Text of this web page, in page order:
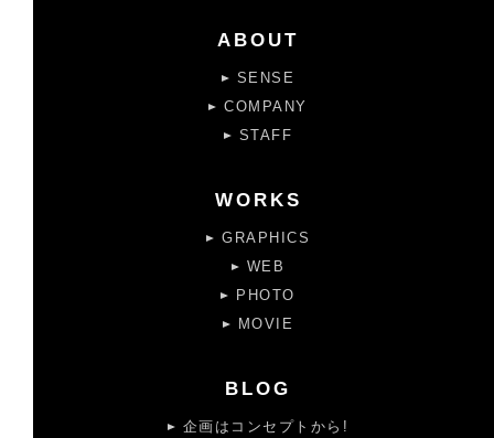
ABOUT
SENSE
COMPANY
STAFF
WORKS
GRAPHICS
WEB
PHOTO
MOVIE
BLOG
企画はコンセプトから!